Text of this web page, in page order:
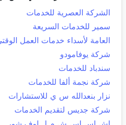
الشركة العصرية للخدمات
سمير للخدمات السريعة
العامة لأسداء خدمات العمل
شركة يوفامودو
سندباد للخدمات
شركة نجمة ألفا للخدمات
نزار بنعدالله س ي للاستشارات
شركة جديس لتقديم الخدمات